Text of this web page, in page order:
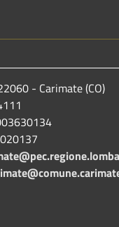
- Carimate (CO)